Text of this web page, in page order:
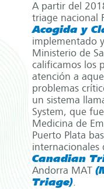
A partir del
triage nacional
Acogida y
implementado
Ministerio de
calificamos los
atención a
problemas
un sistema
System, que
Medicina de
Puerto Plata
internacionales
Canadian
Andorra MAT
Triage).